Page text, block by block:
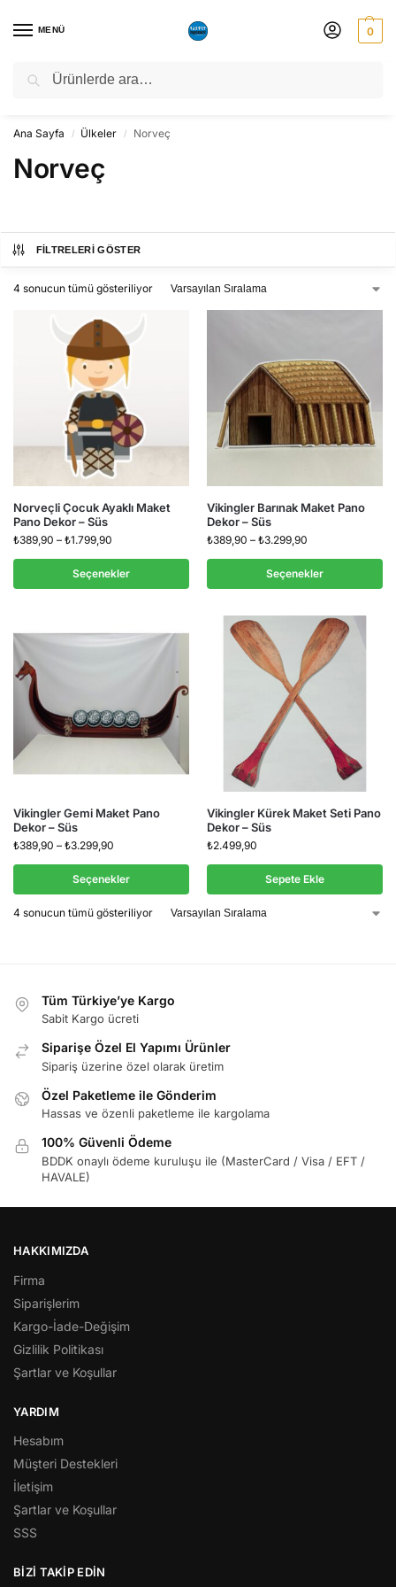
MENÜ 0
NATO ZİRVESİ NEDENİYLE 06-10 TEMMUZ TARİHLERİ ARASINDA
Ana Sayfa / Ülkeler / Norveç
Norveç
FILTRELERI GÖSTER
4 sonucun tümü gösteriliyor
Norveçli Çocuk Ayaklı Maket
Pano Dekor – Süs
₺389,90 – ₺1.799,90
Seçenekler
Vikingler Barınak Maket Pano
Dekor – Süs
₺389,90 – ₺3.299,90
Seçenekler
Vikingler Gemi Maket Pano
Dekor – Süs
₺389,90 – ₺3.299,90
Seçenekler
Vikingler Kürek Maket Seti Pano
Dekor – Süs
₺2.499,90
Sepete Ekle
4 sonucun tümü gösteriliyor
Tüm Türkiye’ye Kargo
Sabit Kargo ücreti
Siparişe Özel El Yapımı Ürünler
Sipariş üzerine özel olarak üretim
Özel Paketleme ile Gönderim
Hassas ve özenli paketleme ile kargolama
100% Güvenli Ödeme
BDDK onaylı ödeme kuruluşu ile (MasterCard / Visa / EFT /
HAVALE)
HAKKIMIZDA
Firma
Siparişlerim
Kargo-İade-Değişim
Gizlilik Politikası
Şartlar ve Koşullar
YARDIM
Hesabım
Müşteri Destekleri
İletişim
Şartlar ve Koşullar
SSS
BİZİ TAKİP EDİN